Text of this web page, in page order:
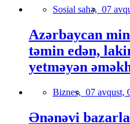
Sosial sahə, 07
Azərbaycan
təmin edən,
yetməyən
Biznes, 07 avqust,
Ənənəvi